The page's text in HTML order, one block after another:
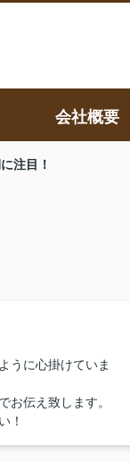
会社概要
注目！
うに心掛けていま
お伝え致します。
！